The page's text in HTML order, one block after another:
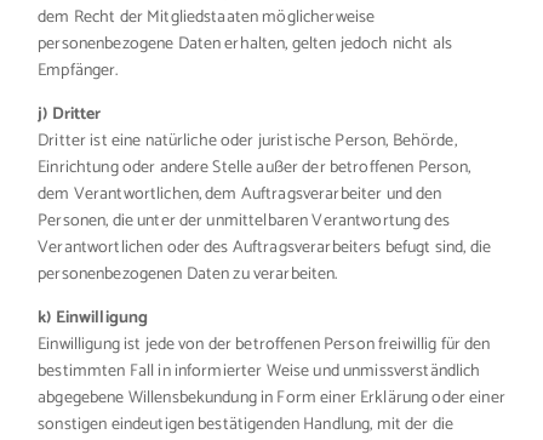
dem Recht der Mitgliedstaaten möglicherweise
personenbezogene Daten erhalten, gelten jedoch nicht als
Empfänger.
j) Dritter
Dritter ist eine natürliche oder juristische Person, Behörde,
Einrichtung oder andere Stelle außer der betroffenen Person,
dem Verantwortlichen, dem Auftragsverarbeiter und den
Personen, die unter der unmittelbaren Verantwortung des
Verantwortlichen oder des Auftragsverarbeiters befugt sind, die
personenbezogenen Daten zu verarbeiten.
k) Einwilligung
Einwilligung ist jede von der betroffenen Person freiwillig für den
bestimmten Fall in informierter Weise und unmissverständlich
abgegebene Willensbekundung in Form einer Erklärung oder einer
sonstigen eindeutigen bestätigenden Handlung, mit der die